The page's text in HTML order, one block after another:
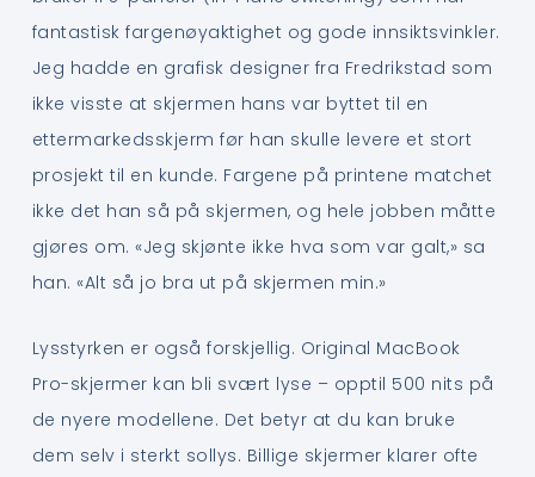
fantastisk fargenøyaktighet og gode innsiktsvinkler.
Jeg hadde en grafisk designer fra Fredrikstad som
ikke visste at skjermen hans var byttet til en
ettermarkedsskjerm før han skulle levere et stort
prosjekt til en kunde. Fargene på printene matchet
ikke det han så på skjermen, og hele jobben måtte
gjøres om. «Jeg skjønte ikke hva som var galt,» sa
han. «Alt så jo bra ut på skjermen min.»
Lysstyrken er også forskjellig. Original MacBook
Pro-skjermer kan bli svært lyse – opptil 500 nits på
de nyere modellene. Det betyr at du kan bruke
dem selv i sterkt sollys. Billige skjermer klarer ofte